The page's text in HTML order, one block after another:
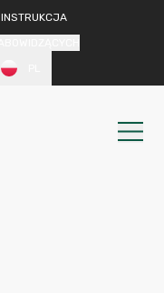
INSTRUKCJA